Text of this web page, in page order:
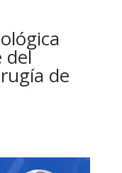
del
de